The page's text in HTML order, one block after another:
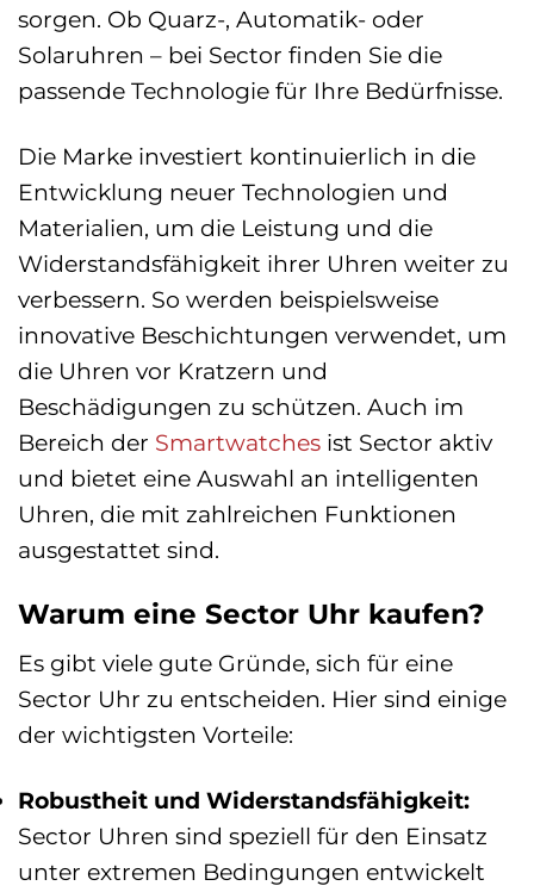
sorgen. Ob Quarz-, Automatik- oder
Solaruhren – bei Sector finden Sie die
passende Technologie für Ihre Bedürfnisse.
Die Marke investiert kontinuierlich in die
Entwicklung neuer Technologien und
Materialien, um die Leistung und die
Widerstandsfähigkeit ihrer Uhren weiter zu
verbessern. So werden beispielsweise
innovative Beschichtungen verwendet, um
die Uhren vor Kratzern und
Beschädigungen zu schützen. Auch im
Bereich der Smartwatches ist Sector aktiv
und bietet eine Auswahl an intelligenten
Uhren, die mit zahlreichen Funktionen
ausgestattet sind.
Warum eine Sector Uhr kaufen?
Es gibt viele gute Gründe, sich für eine
Sector Uhr zu entscheiden. Hier sind einige
der wichtigsten Vorteile:
Robustheit und Widerstandsfähigkeit:
Sector Uhren sind speziell für den Einsatz
unter extremen Bedingungen entwickelt